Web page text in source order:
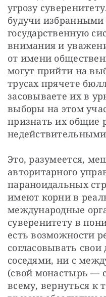
угрозу
будучи
государственную
внимания и
от имени
могут прийти на
трусах прячете
засовываете их в
выборы на этом
признать их общие
Это, разумеется,
авторитарного
параноидальных
имеют корни в
международные
суверенитету в
есть возможности
согласовывать свои
соседями, ни с
(свой монастырь —
всему, вернуться к